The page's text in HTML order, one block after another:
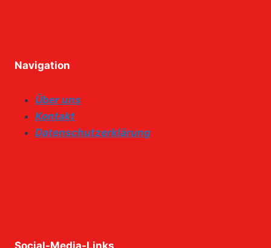
Navigation
Über uns
Kontakt
Datenschutzerklärung
Social-Media-Links